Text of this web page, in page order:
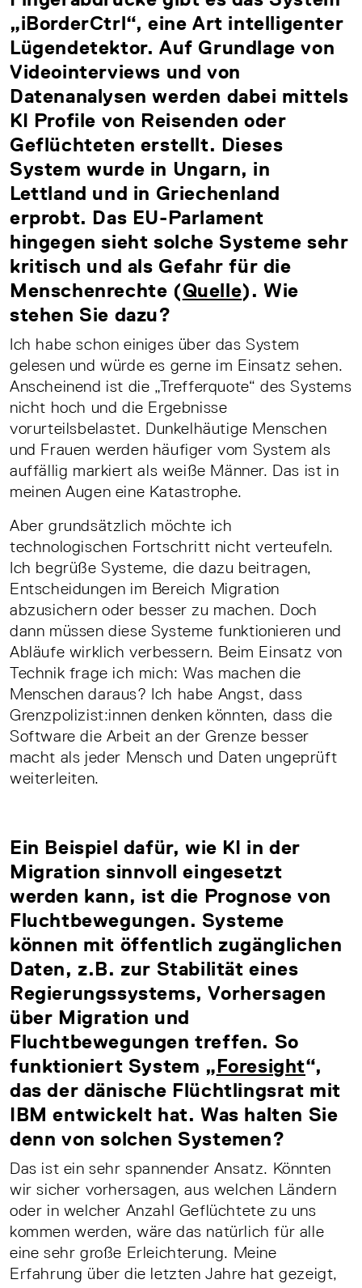
„iBorderCtrl“, eine Art intelligenter
Lügendetektor. Auf Grundlage von
Videointerviews und von
Datenanalysen werden dabei mittels
KI Profile von Reisenden oder
Geflüchteten erstellt. Dieses
System wurde in Ungarn, in
Lettland und in Griechenland
erprobt. Das EU-Parlament
hingegen sieht solche Systeme sehr
kritisch und als Gefahr für die
Menschenrechte (Quelle). Wie
stehen Sie dazu?
Ich habe schon einiges über das System
gelesen und würde es gerne im Einsatz sehen.
Anscheinend ist die „Trefferquote“ des Systems
nicht hoch und die Ergebnisse
vorurteilsbelastet. Dunkelhäutige Menschen
und Frauen werden häufiger vom System als
auffällig markiert als weiße Männer. Das ist in
meinen Augen eine Katastrophe.
Aber grundsätzlich möchte ich
technologischen Fortschritt nicht verteufeln.
Ich begrüße Systeme, die dazu beitragen,
Entscheidungen im Bereich Migration
abzusichern oder besser zu machen. Doch
dann müssen diese Systeme funktionieren und
Abläufe wirklich verbessern. Beim Einsatz von
Technik frage ich mich: Was machen die
Menschen daraus? Ich habe Angst, dass
Grenzpolizist:innen denken könnten, dass die
Software die Arbeit an der Grenze besser
macht als jeder Mensch und Daten ungeprüft
weiterleiten.
Ein Beispiel dafür, wie KI in der
Migration sinnvoll eingesetzt
werden kann, ist die Prognose von
Fluchtbewegungen. Systeme
können mit öffentlich zugänglichen
Daten, z.B. zur Stabilität eines
Regierungssystems, Vorhersagen
über Migration und
Fluchtbewegungen treffen. So
funktioniert System „Foresight“,
das der dänische Flüchtlingsrat mit
IBM entwickelt hat. Was halten Sie
denn von solchen Systemen?
Das ist ein sehr spannender Ansatz. Könnten
wir sicher vorhersagen, aus welchen Ländern
oder in welcher Anzahl Geflüchtete zu uns
kommen werden, wäre das natürlich für alle
eine sehr große Erleichterung. Meine
Erfahrung über die letzten Jahre hat gezeigt,